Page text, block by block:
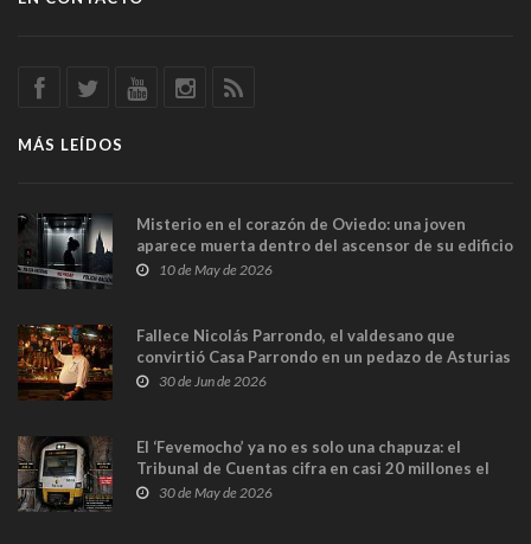
MÁS LEÍDOS
Misterio en el corazón de Oviedo: una joven
aparece muerta dentro del ascensor de su edificio
y las cámaras captan sus últimos minutos
10 de May de 2026
Fallece Nicolás Parrondo, el valdesano que
convirtió Casa Parrondo en un pedazo de Asturias
en Madrid
30 de Jun de 2026
El ‘Fevemocho’ ya no es solo una chapuza: el
Tribunal de Cuentas cifra en casi 20 millones el
sobrecoste de los trenes que no cabían por los
30 de May de 2026